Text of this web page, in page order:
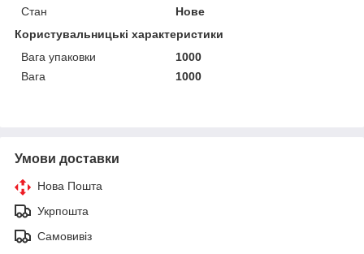
Стан
Нове
Користувальницькі характеристики
Вага упаковки
1000
Вага
1000
Умови доставки
Нова Пошта
Укрпошта
Самовивіз